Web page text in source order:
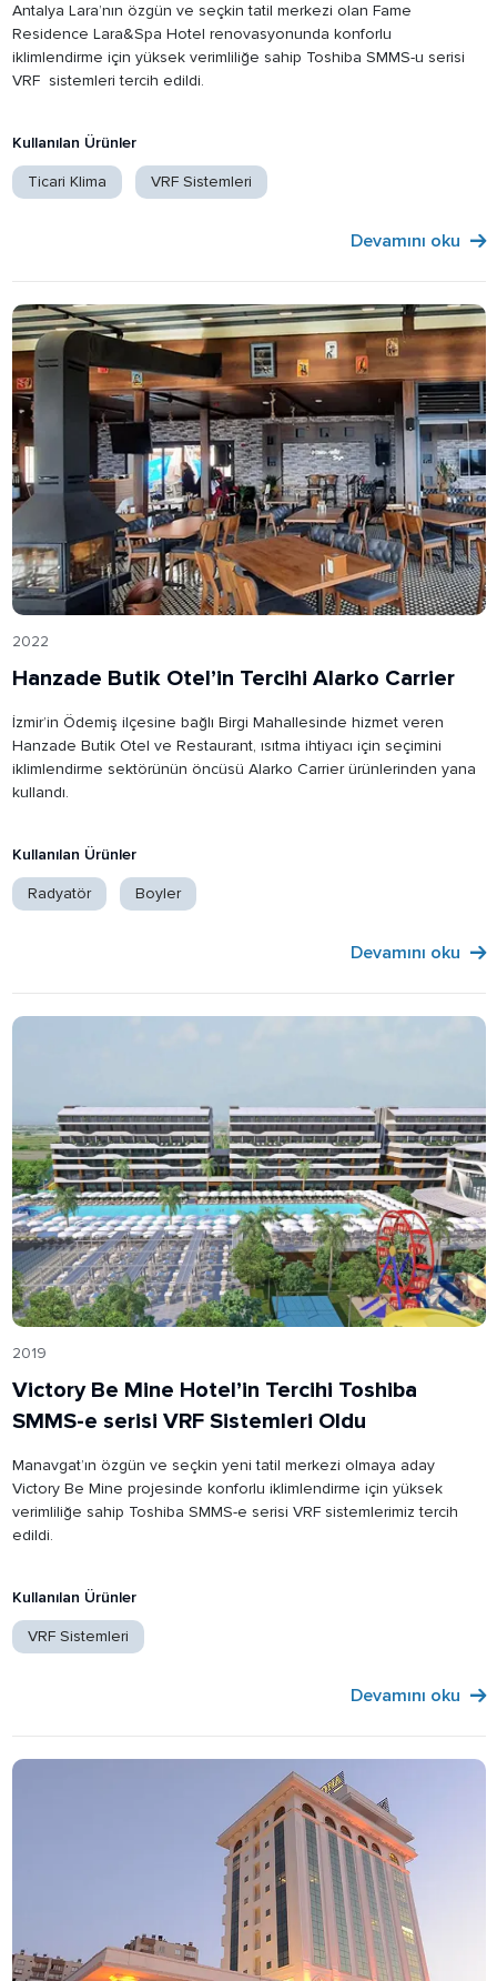
Antalya Lara’nın özgün ve seçkin tatil merkezi olan Fame
Residence Lara&Spa Hotel renovasyonunda konforlu
iklimlendirme için yüksek verimliliğe sahip Toshiba SMMS-u serisi
VRF sistemleri tercih edildi.
Kullanılan Ürünler
Ticari Klima VRF Sistemleri
Devamını oku
2022
Hanzade Butik Otel’in Tercihi Alarko Carrier
İzmir’in Ödemiş ilçesine bağlı Birgi Mahallesinde hizmet veren
Hanzade Butik Otel ve Restaurant, ısıtma ihtiyacı için seçimini
iklimlendirme sektörünün öncüsü Alarko Carrier ürünlerinden yana
kullandı.
Kullanılan Ürünler
Radyatör Boyler
Devamını oku
2019
Victory Be Mine Hotel’in Tercihi Toshiba
SMMS-e serisi VRF Sistemleri Oldu
Manavgat’ın özgün ve seçkin yeni tatil merkezi olmaya aday
Victory Be Mine projesinde konforlu iklimlendirme için yüksek
verimliliğe sahip Toshiba SMMS-e serisi VRF sistemlerimiz tercih
edildi.
Kullanılan Ürünler
VRF Sistemleri
Devamını oku